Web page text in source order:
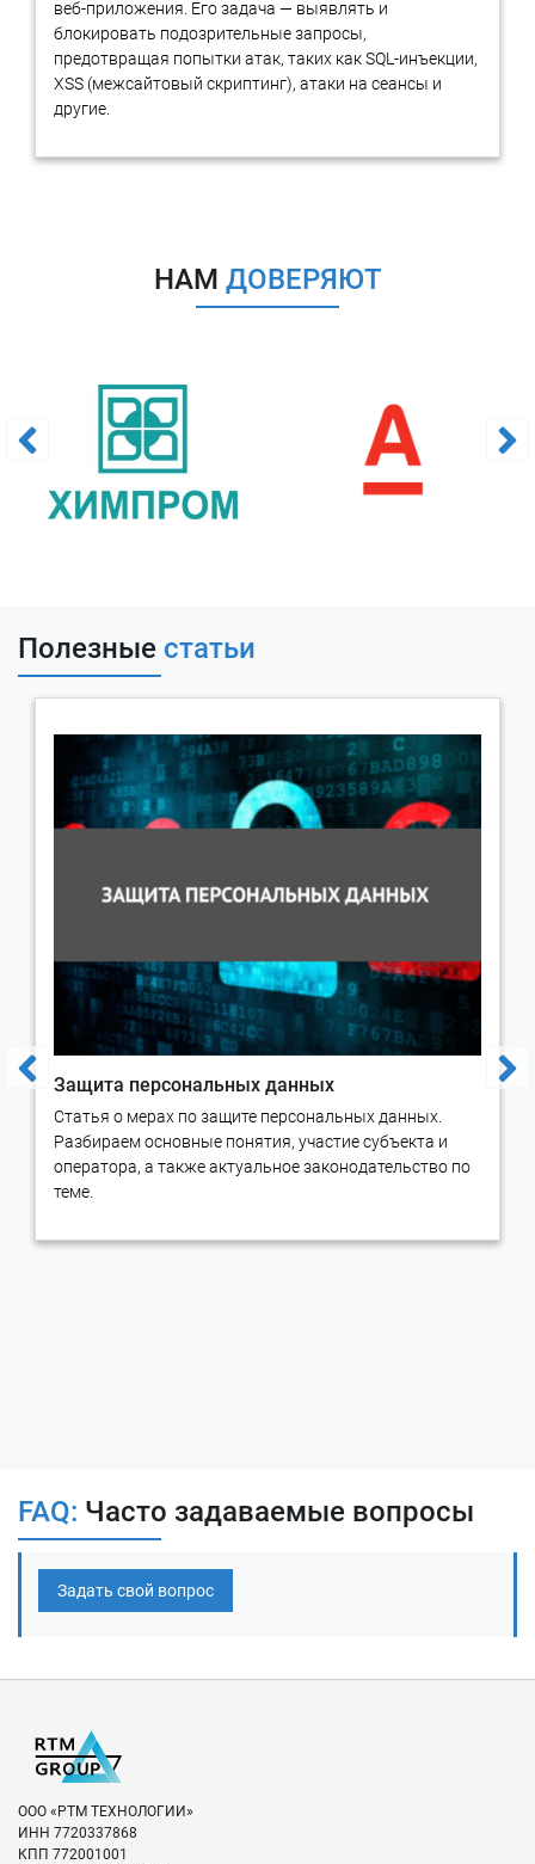
Для уточнения стоимости и сроков звоните или пишите
нам:
Тел: 8 800 201-20-70
(Звонок по России бесплатный)
email:
info@rtmtech.ru
веб-приложения. Его задача — выявлять и
блокировать подозрительные запросы,
предотвращая попытки атак, таких как SQL-инъекции,
XSS (межсайтовый скриптинг), атаки на сеансы и
другие.
НАМ ДОВЕРЯЮТ
Полезные статьи
Защита персональных данных
Статья о мерах по защите персональных данных.
Разбираем основные понятия, участие субъекта и
оператора, а также актуальное законодательство по
теме.
FAQ: Часто задаваемые вопросы
Задать свой вопрос
ООО «РТМ ТЕХНОЛОГИИ»
ИНН 7720337868
КПП 772001001